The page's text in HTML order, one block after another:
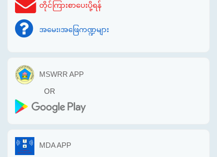
တိုင်ကြားစာပေးပို့ရန်
အမေး၊အဖြေကဏ္ဍများ
MSWRR APP
OR
MDA APP